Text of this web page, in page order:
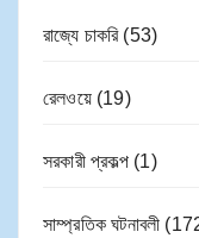
রাজ্যে চাকরি(53)
রেলওয়ে(19)
সরকারী প্রকল্প (1)
সাম্প্রতিক ঘটনাবলী